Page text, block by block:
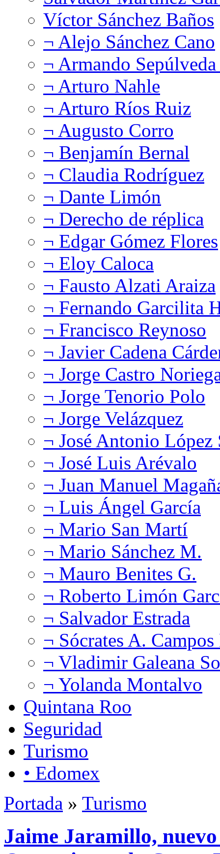
Víctor Sánchez Baños
¬ Alejo Sánchez Cano
¬ Armando
¬ Arturo Nahle
¬ Arturo Ríos Ruiz
¬ Augusto Corro
¬ Benjamín Bernal
¬ Claudia Rodríguez
¬ Dante Limón
¬ Derecho de réplica
¬ Edgar Gómez Flores
¬ Eloy Caloca
¬ Fausto Alzati Araiza
¬ Fernando Garcilita
¬ Francisco Reynoso
¬ Javier Cadena
¬ Jorge Castro
¬ Jorge Tenorio Polo
¬ Jorge Velázquez
¬ José Antonio López
¬ José Luis Arévalo
¬ Juan Manuel
¬ Luis Ángel García
¬ Mario San Martí
¬ Mario Sánchez M.
¬ Mauro Benites G.
¬ Roberto Limón
¬ Salvador Estrada
¬ Sócrates A.
¬ Vladimir Galeana
¬ Yolanda Montalvo
Quintana Roo
Seguridad
Turismo
• Edomex
Portada » Turismo
Jaime Jaramillo,